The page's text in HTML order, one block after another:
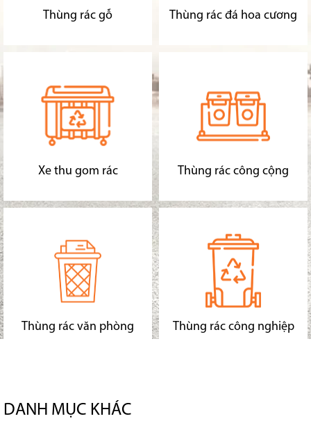
Thùng rác gỗ Thùng rác đá hoa cương
Xe thu gom rác Thùng rác công cộng
Thùng rác văn phòng Thùng rác công nghiệp
DANH MỤC KHÁC